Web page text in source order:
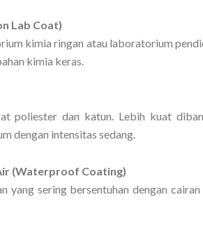
Lab Coat)
kimia ringan atau laboratorium
kimia keras.
poliester dan katun. Lebih kuat
dengan intensitas sedang.
(Waterproof Coating)
yang sering bersentuhan dengan